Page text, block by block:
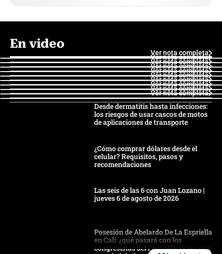
En video
Ver nota completa
Ver nota completa
Ver nota completa
Ver nota completa
Ver nota completa
Ver nota completa
Ver nota completa
Ver nota completa
Ver nota completa
Ver nota completa
Desde dermatitis hasta infecciones:
los riesgos de usar cascos de motos
de aplicaciones de transporte
¿Cómo comprar dólares desde el
celular? Requisitos, pasos y
recomendaciones
Las seis de las 6 con Juan Lozano |
jueves 6 de agosto de 2026
Posesión de Abelardo De La Espriella
en Cali: ¿qué pasará con los
congresistas del Pacto Histórico que